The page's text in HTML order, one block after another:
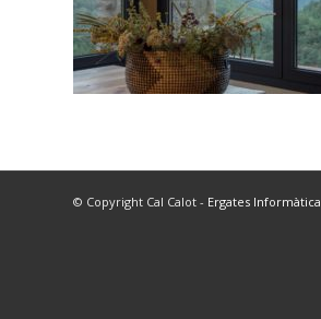
© Copyright Cal Calot - Ergates Informàtica